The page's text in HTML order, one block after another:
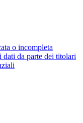
o incompleta
dati da parte dei titolari